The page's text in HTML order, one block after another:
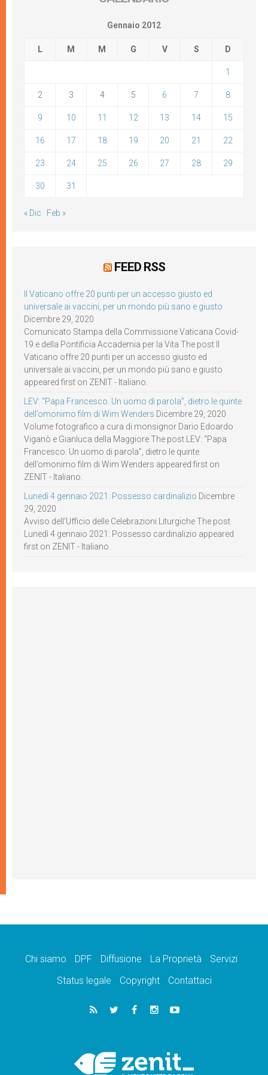
Gennaio 2012
L M M G V S D
1
2 3 4 5 6 7 8
9 10 11 12 13 14 15
16 17 18 19 20 21 22
23 24 25 26 27 28 29
30 31
« Dic Feb »
FEED RSS
Il Vaticano offre 20 punti per un accesso giusto ed
universale ai vaccini, per un mondo più sano e giusto
Dicembre 29, 2020
Comunicato Stampa della Commissione Vaticana Covid-
19 e della Pontificia Accademia per la Vita The post Il
Vaticano offre 20 punti per un accesso giusto ed
universale ai vaccini, per un mondo più sano e giusto
appeared first on ZENIT - Italiano.
LEV: “Papa Francesco. Un uomo di parola”, dietro le quinte
dell’omonimo film di Wim Wenders Dicembre 29, 2020
Volume fotografico a cura di monsignor Dario Edoardo
Viganò e Gianluca della Maggiore The post LEV: “Papa
Francesco. Un uomo di parola”, dietro le quinte
dell’omonimo film di Wim Wenders appeared first on
ZENIT - Italiano.
Lunedì 4 gennaio 2021: Possesso cardinalizio Dicembre
29, 2020
Avviso dell’Ufficio delle Celebrazioni Liturgiche The post
Lunedì 4 gennaio 2021: Possesso cardinalizio appeared
first on ZENIT - Italiano.
Chi siamo DPF Diffusione La Proprietà
Servizi
Status legale
Copyright Contattaci